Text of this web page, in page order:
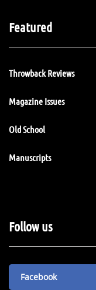
Featured
Throwback Reviews
Magazine Issues
Old School
Manuscripts
Follow us
Facebook